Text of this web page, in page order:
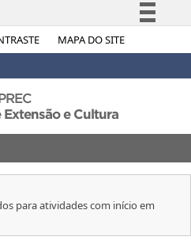
MAPA DO SITE
Simplifique!
Acesso à informação
Legislação
Extensão e Cultura
para atividades com início em